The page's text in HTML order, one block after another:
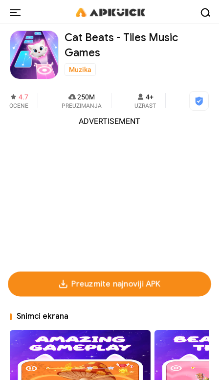
Cat Beats - Tiles Music
Games
Muzika
4.7
OCENE
250M
PREUZIMANJA
4+
UZRAST
ADVERTISEMENT
Preuzmite najnoviji APK
Snimci ekrana